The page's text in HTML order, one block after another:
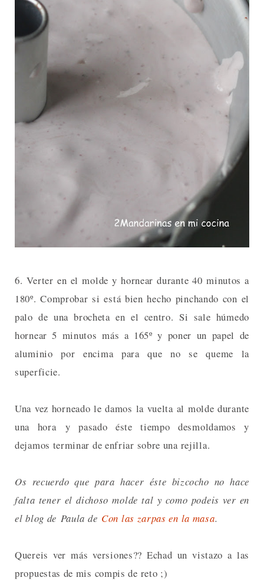
6. Verter en el molde y hornear durante 40 minutos a
180º. Comprobar si está bien hecho pinchando con el
palo de una brocheta en el centro. Si sale húmedo
hornear 5 minutos más a 165º y poner un papel de
aluminio por encima para que no se queme la
superficie.
Una vez horneado le damos la vuelta al molde durante
una hora y pasado éste tiempo desmoldamos y
dejamos terminar de enfriar sobre una rejilla.
Os recuerdo que para hacer éste bizcocho no hace
falta tener el dichoso molde tal y como podeis ver en
el blog de Paula de Con las zarpas en la masa.
Quereis ver más versiones?? Echad un vistazo a las
propuestas de mis compis de reto ;)